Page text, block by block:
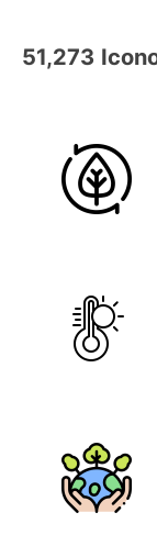
51,273